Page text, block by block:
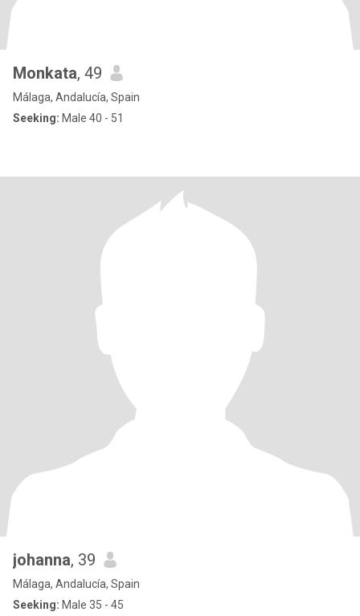
Monkata, 49
Málaga, Andalucía, Spain
Seeking: Male 40 - 51
johanna, 39
Málaga, Andalucía, Spain
Seeking: Male 35 - 45